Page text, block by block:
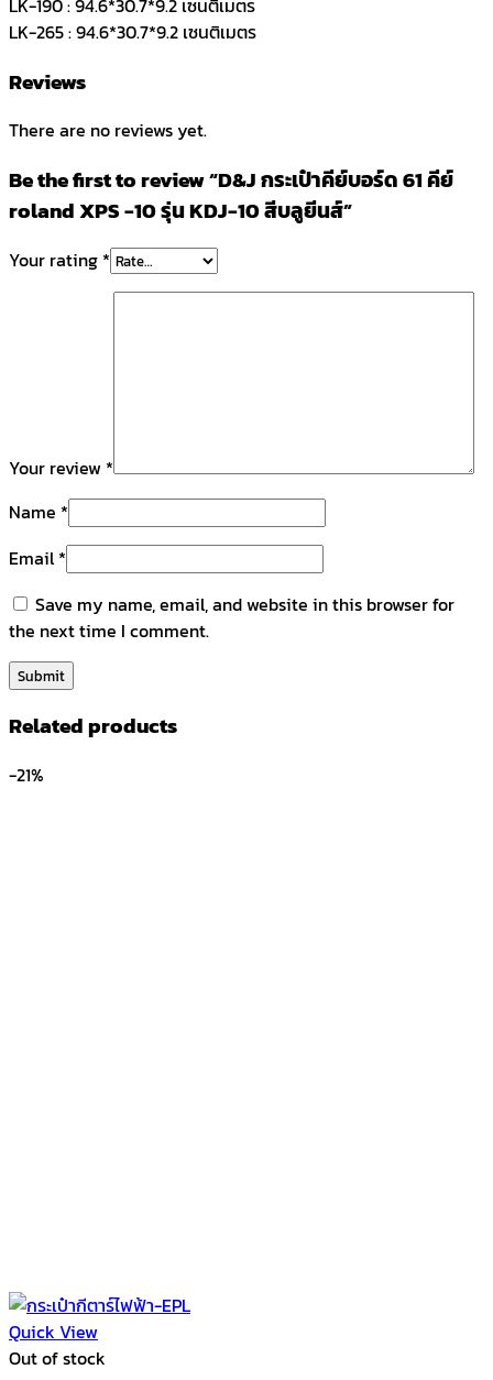
LK-190 : 94.6*30.7*9.2 เซนติเมตร
LK-265 : 94.6*30.7*9.2 เซนติเมตร
Reviews
There are no reviews yet.
Be the first to review “D&J กระเป๋าคีย์บอร์ด 61 คีย์
roland XPS -10 รุ่น KDJ-10 สีบลูยีนส์”
Your rating *
Your review *
Name *
Email*
Save my name, email, and website in this browser for
the next time I comment.
Related products
-21%
Quick View
Out of stock